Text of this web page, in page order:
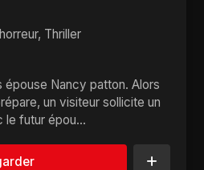
Thriller
épouse Nancy patton. Alors
un visiteur sollicite un
le futur épou...